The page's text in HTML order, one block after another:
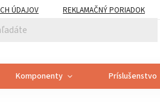
ÚDAJOV REKLAMAČNÝ PORIADOK
Komponenty Príslušenstvo